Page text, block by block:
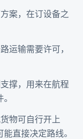
案，在订设备之
运输需要许可，
撑，用来在航程
物可自行开上
直接决定路线。